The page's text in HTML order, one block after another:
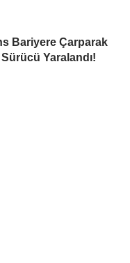
Bariyere Çarparak
Yaralandı!